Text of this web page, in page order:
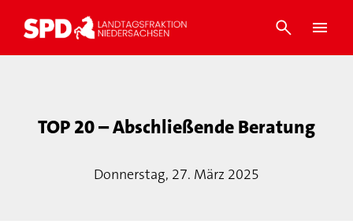
TOP 20 – Abschließende Beratung
Donnerstag, 27. März 2025